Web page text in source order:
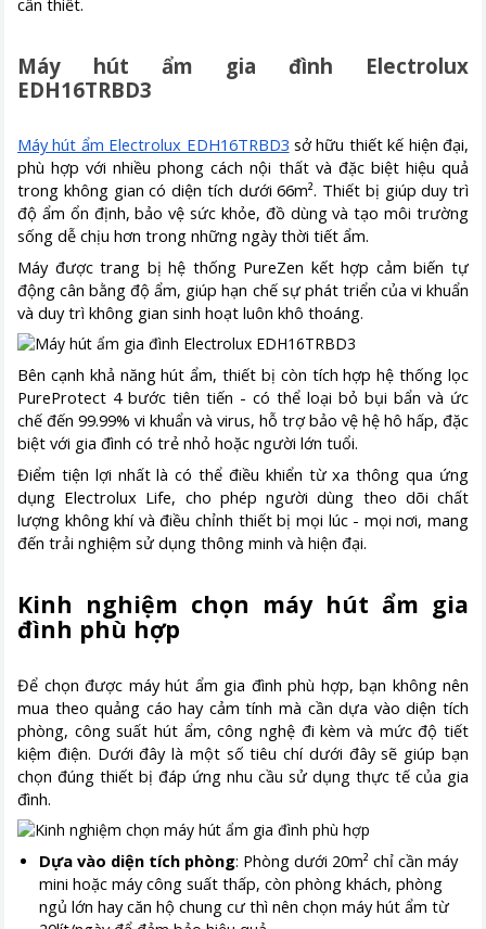
cần thiết.
Máy hút ẩm gia đình Electrolux
EDH16TRBD3
Máy hút ẩm Electrolux EDH16TRBD3 sở hữu thiết kế hiện đại,
phù hợp với nhiều phong cách nội thất và đặc biệt hiệu quả
trong không gian có diện tích dưới 66m². Thiết bị giúp duy trì
độ ẩm ổn định, bảo vệ sức khỏe, đồ dùng và tạo môi trường
sống dễ chịu hơn trong những ngày thời tiết ẩm.
Máy được trang bị hệ thống PureZen kết hợp cảm biến tự
động cân bằng độ ẩm, giúp hạn chế sự phát triển của vi khuẩn
và duy trì không gian sinh hoạt luôn khô thoáng.
Bên cạnh khả năng hút ẩm, thiết bị còn tích hợp hệ thống lọc
PureProtect 4 bước tiên tiến - có thể loại bỏ bụi bẩn và ức
chế đến 99.99% vi khuẩn và virus, hỗ trợ bảo vệ hệ hô hấp, đặc
biệt với gia đình có trẻ nhỏ hoặc người lớn tuổi.
Điểm tiện lợi nhất là có thể điều khiển từ xa thông qua ứng
dụng Electrolux Life, cho phép người dùng theo dõi chất
lượng không khí và điều chỉnh thiết bị mọi lúc - mọi nơi, mang
đến trải nghiệm sử dụng thông minh và hiện đại.
Kinh nghiệm chọn máy hút ẩm gia
đình phù hợp
Để chọn được máy hút ẩm gia đình phù hợp, bạn không nên
mua theo quảng cáo hay cảm tính mà cần dựa vào diện tích
phòng, công suất hút ẩm, công nghệ đi kèm và mức độ tiết
kiệm điện. Dưới đây là một số tiêu chí dưới đây sẽ giúp bạn
chọn đúng thiết bị đáp ứng nhu cầu sử dụng thực tế của gia
đình.
Dựa vào diện tích phòng: Phòng dưới 20m² chỉ cần máy
mini hoặc máy công suất thấp, còn phòng khách, phòng
ngủ lớn hay căn hộ chung cư thì nên chọn máy hút ẩm từ